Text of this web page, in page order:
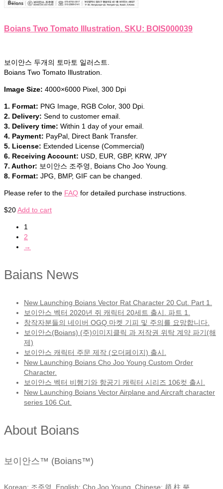
Boians Two Tomato Illustration. SKU: BOIS000039
보이안스 두개의 토마토 일러스트.
Boians Two Tomato Illustration.
Image Size: 4000×6000 Pixel, 300 Dpi
1. Format: PNG Image, RGB Color, 300 Dpi.
2. Delivery: Send to customer email.
3. Delivery time: Within 1 day of your email.
4. Payment: PayPal, Direct Bank Transfer.
5. License: Extended License (Commercial)
6. Receiving Account: USD, EUR, GBP, KRW, JPY
7. Author: 보이안스 조주영, Boians Cho Joo Young.
8. Format: JPG, BMP, GIF can be changed.
Please refer to the FAQ for detailed purchase instructions.
$20Add to cart
1
2
→
Baians News
New Launching Boians Vector Rat Character 20 Cut. Part 1.
보이안스 벡터 2020년 쥐 캐릭터 20세트 출시. 파트 1.
창작자분들의 네이버 OGQ 마켓 기피 및 주의를 요망합니다.
보이안스(Boians) (주)이미지클릭 과 저작권 위탁 계약 파기(해
제)
보이안스 캐릭터 주문 제작 (오더페이지) 출시.
New Launching Boians Cho Joo Young Custom Order
Character.
보이안스 벡터 비행기와 항공기 캐릭터 시리즈 106컷 출시.
New Launching Boians Vector Airplane and Aircraft character
series 106 Cut.
About Boians
보이안스™ (Boians™)
Korean: 조주영, English: Cho Joo Young, Chinese: 趙 柱 瑩